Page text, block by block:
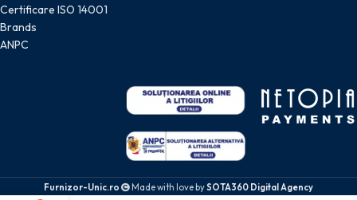
Certificare ISO 14001
Brands
ANPC
Furnizor-Unic.ro Made with love bySOTA360 Digital Agency